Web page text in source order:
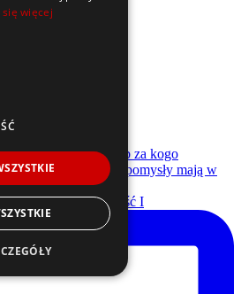
miejsce uroczystość I
więcej